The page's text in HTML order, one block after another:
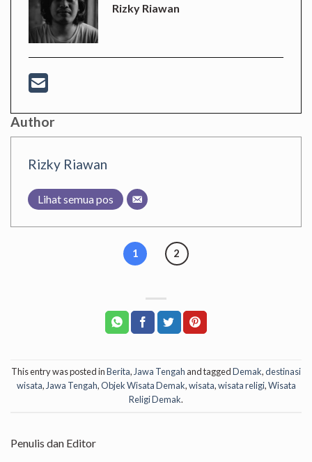
Rizky Riawan
Author
Rizky Riawan
Lihat semua pos
1 2
This entry was posted inBerita,Jawa Tengah and taggedDemak,destinasi
wisata,Jawa Tengah,Objek Wisata Demak,wisata,wisata religi,Wisata
Religi Demak.
Penulis dan Editor